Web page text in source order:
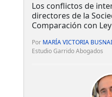
Los conflictos de
directores de la
Comparación con
Por MARÍA VICTORIA
Estudio Garrido Abogados